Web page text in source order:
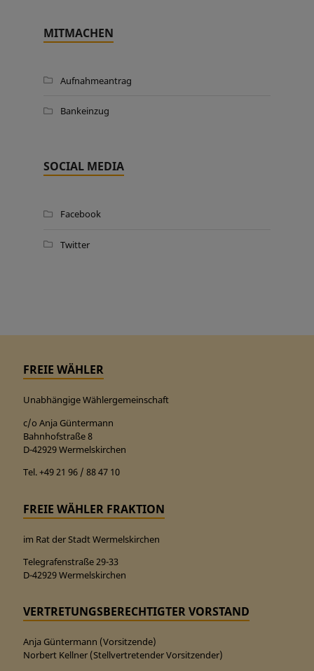
MITMACHEN
Aufnahmeantrag
Bankeinzug
SOCIAL MEDIA
Facebook
Twitter
FREIE WÄHLER
Unabhängige Wählergemeinschaft
c/o Anja Güntermann
Bahnhofstraße 8
D-42929 Wermelskirchen
Tel. +49 21 96 / 88 47 10
FREIE WÄHLER FRAKTION
im Rat der Stadt Wermelskirchen
Telegrafenstraße 29-33
D-42929 Wermelskirchen
VERTRETUNGSBERECHTIGTER VORSTAND
Anja Güntermann (Vorsitzende)
Norbert Kellner (Stellvertretender Vorsitzender)